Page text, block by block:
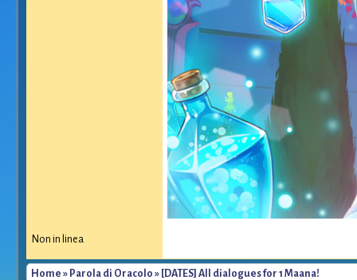
Non in linea
Home » Parola di Oracolo » [DATES] All dialogues for 1 Maana!